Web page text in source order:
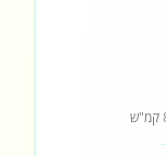
קמ"ש